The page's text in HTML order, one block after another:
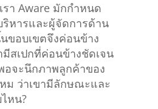
รา Aware มักกำหนด
ริหารและผู้จัดการด้าน
ขอบเขตจึงค่อนข้าง
มีสเปกที่ค่อนข้างชัดเจน
จะนึกภาพลูกค้าของ
หม ว่าเขามีลักษณะและ
หน?